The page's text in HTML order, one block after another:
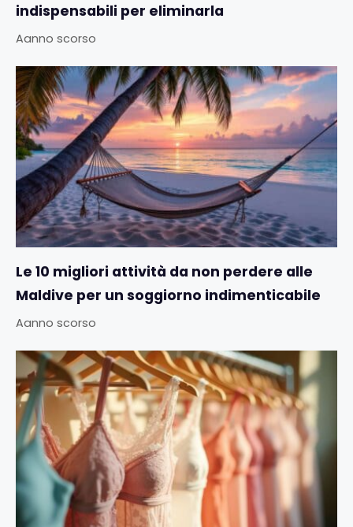
indispensabili per eliminarla
Aanno scorso
Le 10 migliori attività da non perdere alle
Maldive per un soggiorno indimenticabile
Aanno scorso